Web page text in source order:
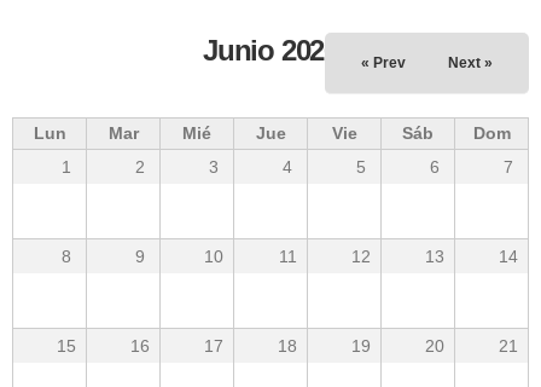
Junio 2026 « Prev Next »
Lun Mar Mié Jue Vie Sáb
Dom
1
2 3 4 5 6 7
8 9 10 11 12 13 14
15 16 17 18 19 20 21